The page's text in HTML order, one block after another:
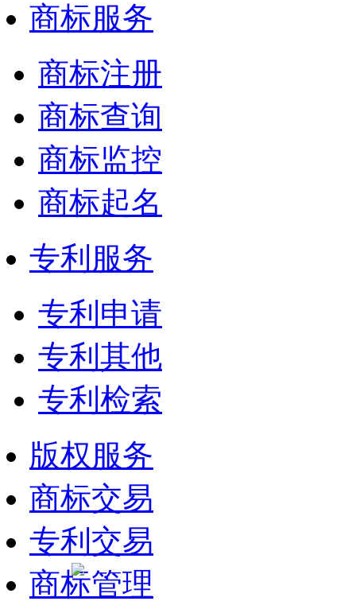
商标服务
商标注册
商标查询
商标监控
商标起名
专利服务
专利申请
专利其他
专利检索
版权服务
商标交易
专利交易
商标管理